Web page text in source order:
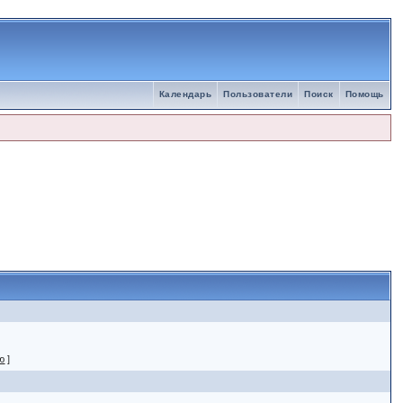
Помощь
Поиск
Пользователи
Календарь
]